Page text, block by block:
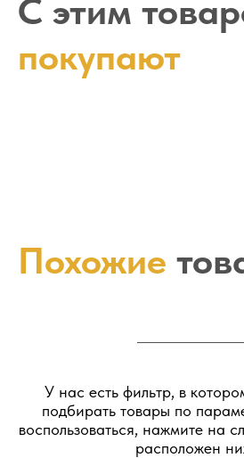
С этим
покупают
Похожие
У нас есть фильтр, в
подбирать товары по
воспользоваться, нажмите на
расположен